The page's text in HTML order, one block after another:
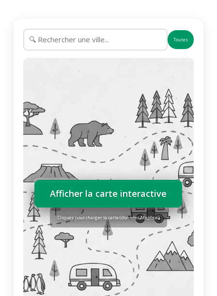
Toutes
Afficher la carte interactive
Cliquez pour charger la carte (données Mapbox)